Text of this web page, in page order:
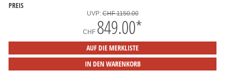
PREIS
UVP:CHF 1150.00
CHF 849.00*
AUF DIE MERKLISTE
IN DEN WARENKORB